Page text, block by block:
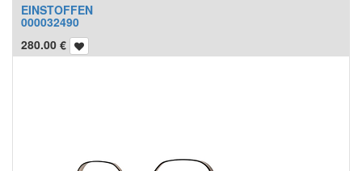
EINSTOFFEN
000032490
280.00 €